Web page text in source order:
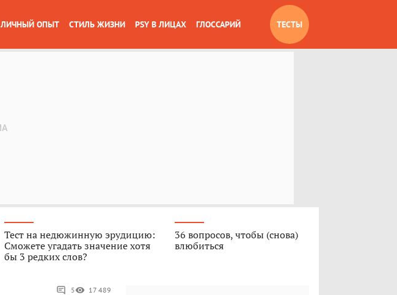
ЛИЧНЫЙ ОПЫТ СТИЛЬ ЖИЗНИ PSY В ЛИЦАХ ГЛОССАРИЙ ТЕСТЫ
Тест на недюжинную эрудицию:
Сможете угадать значение хотя
бы 3 редких слов?
36 вопросов, чтобы (снова)
влюбиться
5 17 489